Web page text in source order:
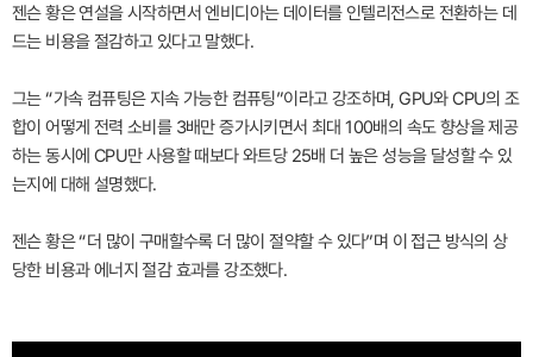
젠슨 황은 연설을 시작하면서 엔비디아는 데이터를 인텔리전스로 전환하는 데
드는 비용을 절감하고 있다고 말했다.
그는 “가속 컴퓨팅은 지속 가능한 컴퓨팅”이라고 강조하며, GPU와 CPU의 조
합이 어떻게 전력 소비를 3배만 증가시키면서 최대 100배의 속도 향상을 제공
하는 동시에 CPU만 사용할 때보다 와트당 25배 더 높은 성능을 달성할 수 있
는지에 대해 설명했다.
젠슨 황은 “더 많이 구매할수록 더 많이 절약할 수 있다”며 이 접근 방식의 상
당한 비용과 에너지 절감 효과를 강조했다.